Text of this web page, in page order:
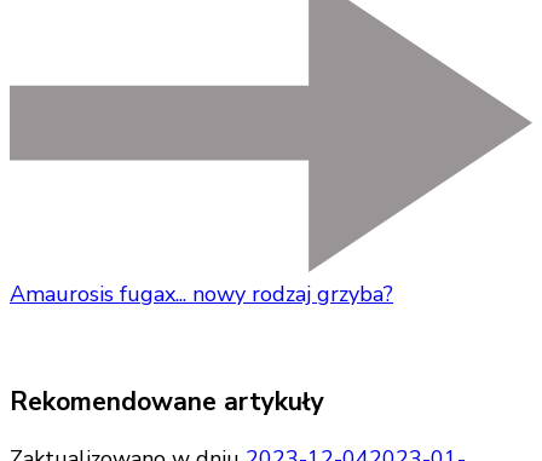
Amaurosis fugax... nowy rodzaj grzyba?
Rekomendowane artykuły